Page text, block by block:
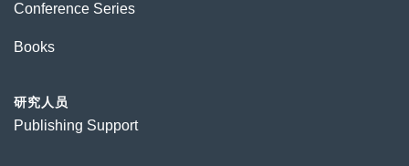
Conference Series
Books
研究人员
Publishing Support